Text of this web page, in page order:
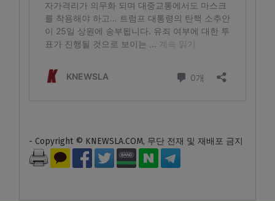
- Copyright © KNEWSLA.COM, 무단 전재 및 재배포 금지